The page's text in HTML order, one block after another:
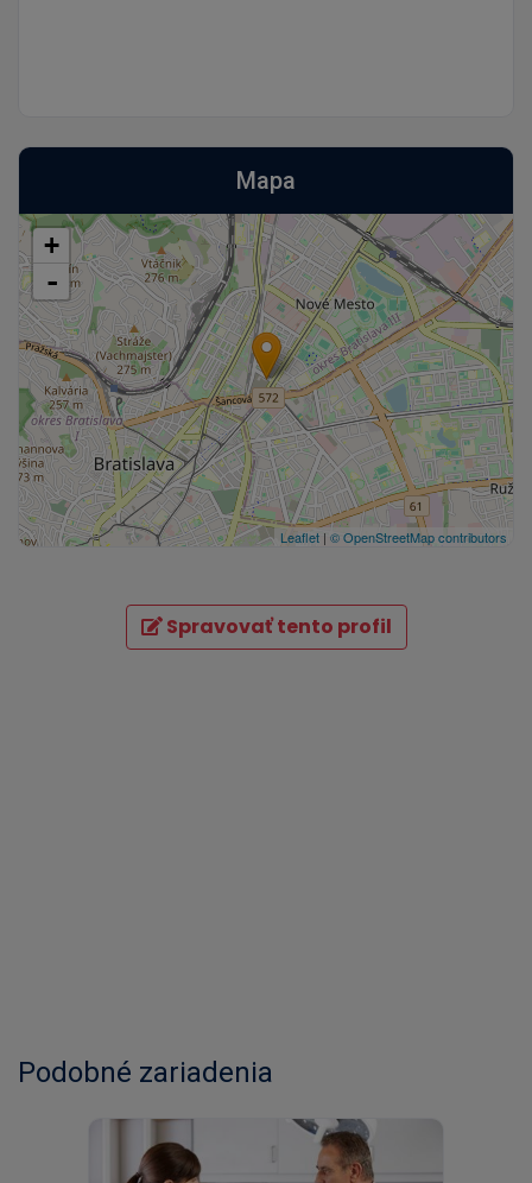
Mapa
+
-
Leaflet | © OpenStreetMap contributors
Spravovať tento profil
Podobné zariadenia